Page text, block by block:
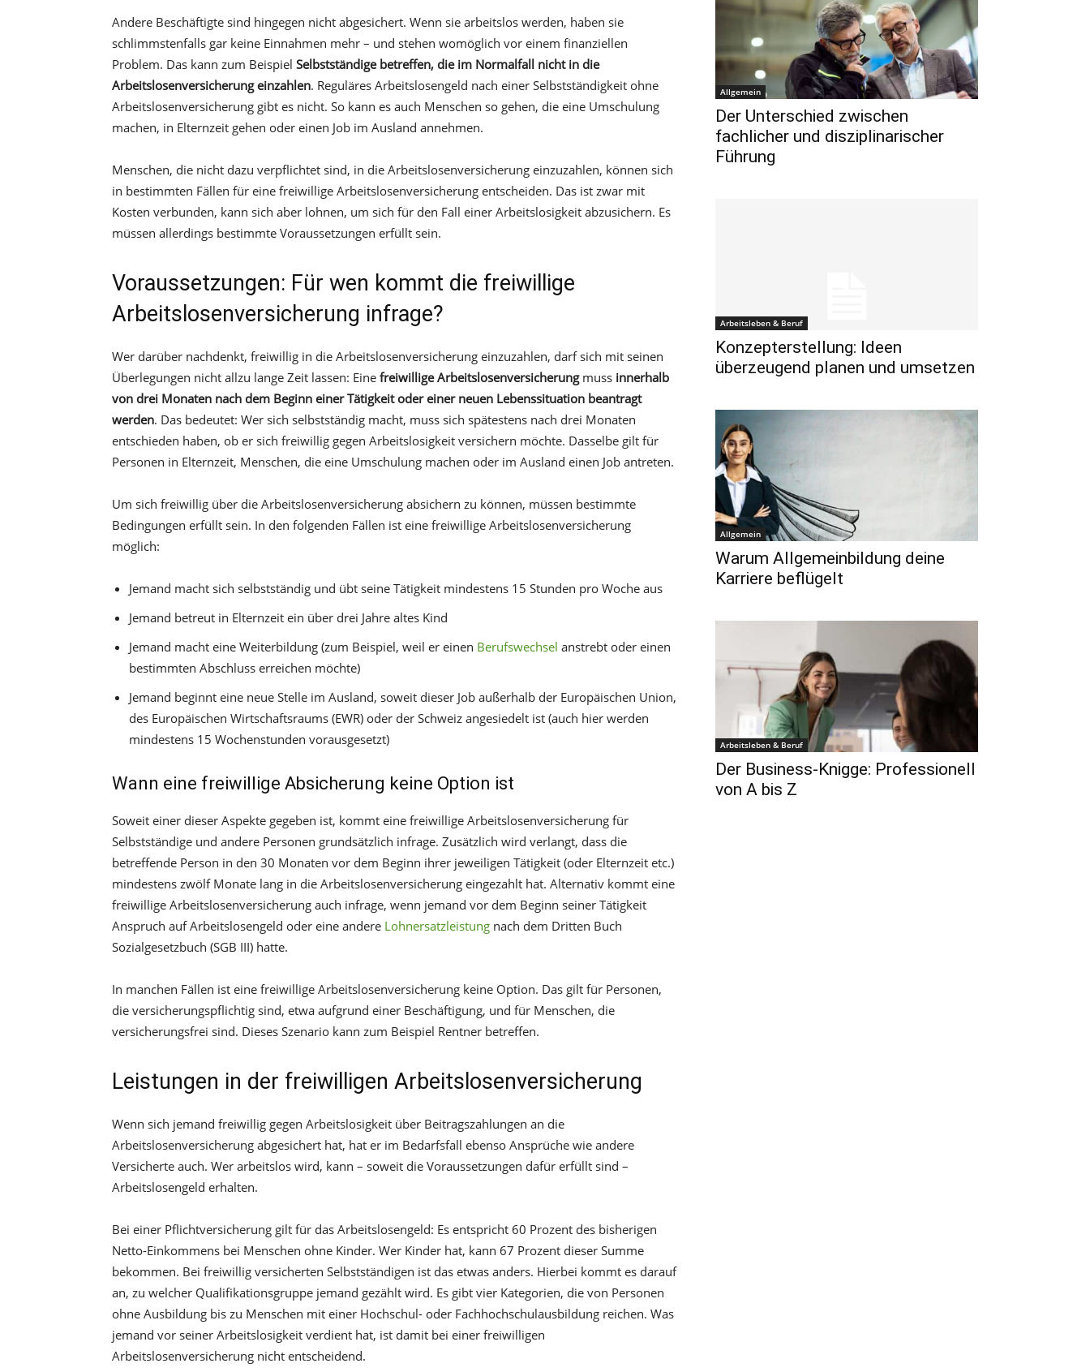
Andere Beschäftigte sind hingegen nicht abgesichert. Wenn sie arbeitslos werden, haben sie
schlimmstenfalls gar keine Einnahmen mehr – und stehen womöglich vor einem finanziellen
Problem. Das kann zum Beispiel Selbstständige betreffen, die im Normalfall nicht in die
Arbeitslosenversicherung einzahlen. Reguläres Arbeitslosengeld nach einer Selbstständigkeit ohne
Arbeitslosenversicherung gibt es nicht. So kann es auch Menschen so gehen, die eine Umschulung
machen, in Elternzeit gehen oder einen Job im Ausland annehmen.
Menschen, die nicht dazu verpflichtet sind, in die Arbeitslosenversicherung einzuzahlen, können sich
in bestimmten Fällen für eine freiwillige Arbeitslosenversicherung entscheiden. Das ist zwar mit
Kosten verbunden, kann sich aber lohnen, um sich für den Fall einer Arbeitslosigkeit abzusichern. Es
müssen allerdings bestimmte Voraussetzungen erfüllt sein.
Voraussetzungen: Für wen kommt die freiwillige
Arbeitslosenversicherung infrage?
Wer darüber nachdenkt, freiwillig in die Arbeitslosenversicherung einzuzahlen, darf sich mit seinen
Überlegungen nicht allzu lange Zeit lassen: Eine freiwillige Arbeitslosenversicherungmuss innerhalb
von drei Monaten nach dem Beginn einer Tätigkeit oder einer neuen Lebenssituation beantragt
werden. Das bedeutet: Wer sich selbstständig macht, muss sich spätestens nach drei Monaten
entschieden haben, ob er sich freiwillig gegen Arbeitslosigkeit versichern möchte. Dasselbe gilt für
Personen in Elternzeit, Menschen, die eine Umschulung machen oder im Ausland einen Job antreten.
Um sich freiwillig über die Arbeitslosenversicherung absichern zu können, müssen bestimmte
Bedingungen erfüllt sein. In den folgenden Fällen ist eine freiwillige Arbeitslosenversicherung
möglich:
Jemand macht sich selbstständig und übt seine Tätigkeit mindestens 15 Stunden pro Woche aus
Jemand betreut in Elternzeit ein über drei Jahre altes Kind
Jemand macht eine Weiterbildung (zum Beispiel, weil er einen Berufswechsel anstrebt oder einen
bestimmten Abschluss erreichen möchte)
Jemand beginnt eine neue Stelle im Ausland, soweit dieser Job außerhalb der Europäischen Union,
des Europäischen Wirtschaftsraums (EWR) oder der Schweiz angesiedelt ist (auch hier werden
mindestens 15 Wochenstunden vorausgesetzt)
Wann eine freiwillige Absicherung keine Option ist
Soweit einer dieser Aspekte gegeben ist, kommt eine freiwillige Arbeitslosenversicherung für
Selbstständige und andere Personen grundsätzlich infrage. Zusätzlich wird verlangt, dass die
betreffende Person in den 30 Monaten vor dem Beginn ihrer jeweiligen Tätigkeit (oder Elternzeit etc.)
mindestens zwölf Monate lang in die Arbeitslosenversicherung eingezahlt hat. Alternativ kommt eine
freiwillige Arbeitslosenversicherung auch infrage, wenn jemand vor dem Beginn seiner Tätigkeit
Anspruch auf Arbeitslosengeld oder eine andere Lohnersatzleistung nach dem Dritten Buch
Sozialgesetzbuch (SGB III) hatte.
In manchen Fällen ist eine freiwillige Arbeitslosenversicherung keine Option. Das gilt für Personen,
die versicherungspflichtig sind, etwa aufgrund einer Beschäftigung, und für Menschen, die
versicherungsfrei sind. Dieses Szenario kann zum Beispiel Rentner betreffen.
Leistungen in der freiwilligen Arbeitslosenversicherung
Wenn sich jemand freiwillig gegen Arbeitslosigkeit über Beitragszahlungen an die
Arbeitslosenversicherung abgesichert hat, hat er im Bedarfsfall ebenso Ansprüche wie andere
Versicherte auch. Wer arbeitslos wird, kann – soweit die Voraussetzungen dafür erfüllt sind –
Arbeitslosengeld erhalten.
Bei einer Pflichtversicherung gilt für das Arbeitslosengeld: Es entspricht 60 Prozent des bisherigen
Netto-Einkommens bei Menschen ohne Kinder. Wer Kinder hat, kann 67 Prozent dieser Summe
bekommen. Bei freiwillig versicherten Selbstständigen ist das etwas anders. Hierbei kommt es darauf
an, zu welcher Qualifikationsgruppe jemand gezählt wird. Es gibt vier Kategorien, die von Personen
ohne Ausbildung bis zu Menschen mit einer Hochschul- oder Fachhochschulausbildung reichen. Was
jemand vor seiner Arbeitslosigkeit verdient hat, ist damit bei einer freiwilligen
Arbeitslosenversicherung nicht entscheidend.
Allgemein
Der Unterschied zwischen
fachlicher und disziplinarischer
Führung
Arbeitsleben & Beruf
Konzepterstellung: Ideen
überzeugend planen und umsetzen
Allgemein
Warum Allgemeinbildung deine
Karriere beflügelt
Arbeitsleben & Beruf
Der Business-Knigge: Professionell
von A bis Z